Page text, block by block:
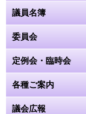
議員名簿
委員会
定例会・臨時会
各種ご案内
議会広報